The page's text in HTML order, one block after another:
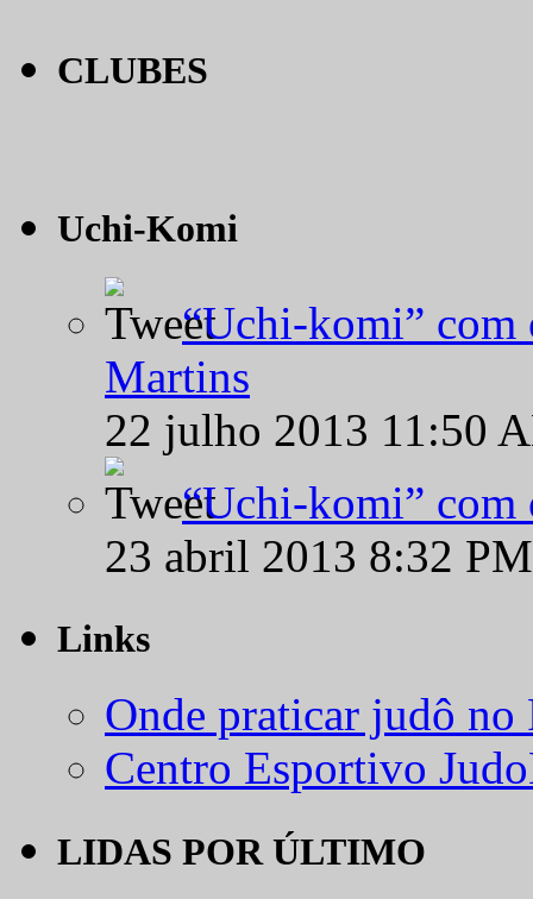
CLUBES
Uchi-Komi
“Uchi-komi” com
Martins
22 julho 2013 11:50
“Uchi-komi” com
23 abril 2013 8:32
Links
Onde praticar judô
Centro Esportivo
LIDAS POR ÚLTIMO